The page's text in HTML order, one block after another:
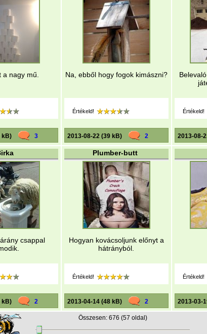
a nagy mű.
kB) 3
Na, ebből hogy fogok kimászni?
Értékeld!
2013-08-22 (39 kB) 2
Értékeld!
2013-08-
csappal
kB) 2
Plumber-butt
Hogyan kovácsoljunk előnyt a
hátrányból.
Értékeld!
2013-04-14 (48 kB) 2
Értékeld!
2013-03-
Összesen: 676 (57 oldal)